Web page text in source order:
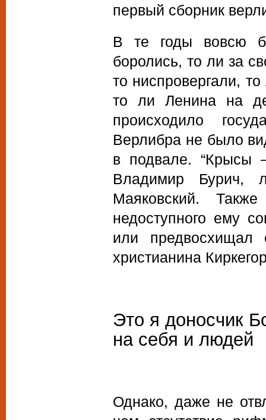
первый сборник
В те годы вовсю
боролись, то ли за
то ниспровергали,
то ли Ленина на
происходило
Верлибра не было
в подвале. “Крысы
Владимир Бурич,
Маяковский.
недоступного ему
или предвосхищал
христианина
Это я доносчик
на себя и людей
Однако, даже не